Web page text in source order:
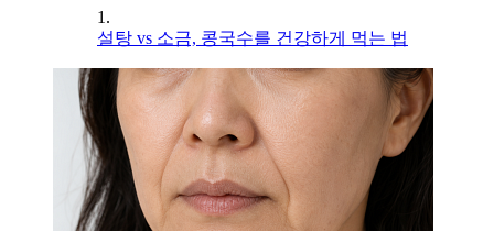
1.
설탕 vs 소금, 콩국수를 건강하게 먹는 법